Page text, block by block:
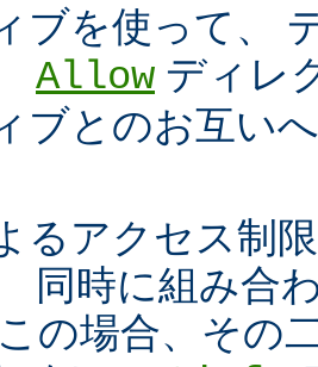
ブを使って、
Allow ディレ
ブとのお互い
るアクセス制
同時に組み合
の場合、その